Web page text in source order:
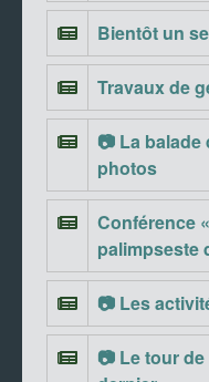
Bientôt un
Travaux de
📷 La balade
photos
Conférence
palimpseste
📷 Les
📷 Le tour